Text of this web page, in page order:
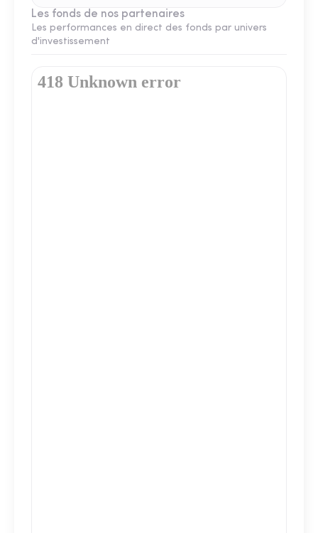
Les fonds de nos partenaires
Les performances en direct des fonds par univers
d'investissement